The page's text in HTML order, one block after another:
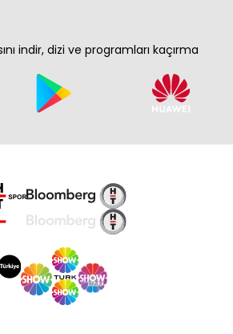
indir, dizi ve programları kaçırma